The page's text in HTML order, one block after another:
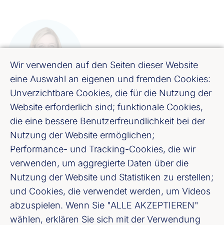
Claudia von Rappard
+49 (211) 863283 - 3
E-Mail senden
Wir verwenden auf den Seiten dieser Website
eine Auswahl an eigenen und fremden Cookies:
Unverzichtbare Cookies, die für die Nutzung der
Website erforderlich sind; funktionale Cookies,
die eine bessere Benutzerfreundlichkeit bei der
Nutzung der Website ermöglichen;
Performance- und Tracking-Cookies, die wir
verwenden, um aggregierte Daten über die
Nutzung der Website und Statistiken zu erstellen;
und Cookies, die verwendet werden, um Videos
abzuspielen. Wenn Sie "ALLE AKZEPTIEREN"
wählen, erklären Sie sich mit der Verwendung